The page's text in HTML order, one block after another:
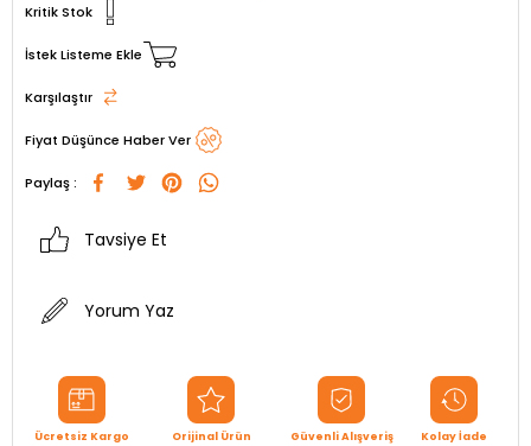
Kritik Stok
İstek Listeme Ekle
Karşılaştır
Fiyat Düşünce Haber Ver
Paylaş :
Tavsiye Et
Yorum Yaz
Ücretsiz Kargo
Orijinal Ürün
Güvenli Alışveriş
Kolay İade